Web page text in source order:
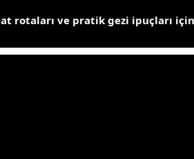
rotaları ve pratik gezi ipuçları